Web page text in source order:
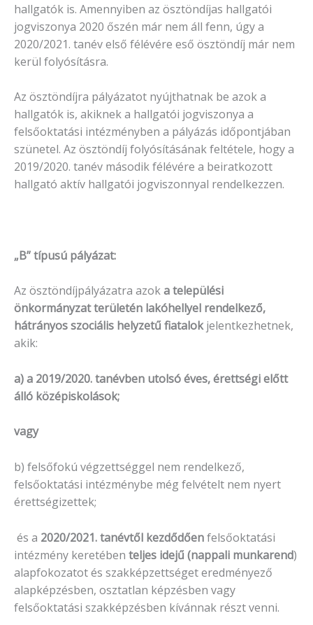
hallgatók is. Amennyiben az ösztöndíjas hallgatói
jogviszonya 2020 őszén már nem áll fenn, úgy a
2020/2021. tanév első félévére eső ösztöndíj már nem
kerül folyósításra.
Az ösztöndíjra pályázatot nyújthatnak be azok a
hallgatók is, akiknek a hallgatói jogviszonya a
felsőoktatási intézményben a pályázás időpontjában
szünetel. Az ösztöndíj folyósításának feltétele, hogy a
2019/2020. tanév második félévére a beiratkozott
hallgató aktív hallgatói jogviszonnyal rendelkezzen.
„B” típusú pályázat:
Az ösztöndíjpályázatra azoka települési
önkormányzat területén lakóhellyel rendelkező,
hátrányos szociális helyzetű fiatalokjelentkezhetnek,
akik:
a) a 2019/2020. tanévben utolsó éves, érettségi előtt
álló középiskolások;
vagy
b) felsőfokú végzettséggel nem rendelkező,
felsőoktatási intézménybe még felvételt nem nyert
érettségizettek;
és a 2020/2021. tanévtől kezdődőenfelsőoktatási
intézmény keretében teljes idejű (nappali munkarend)
alapfokozatot és szakképzettséget eredményező
alapképzésben, osztatlan képzésben vagy
felsőoktatási szakképzésben kívánnak részt venni.